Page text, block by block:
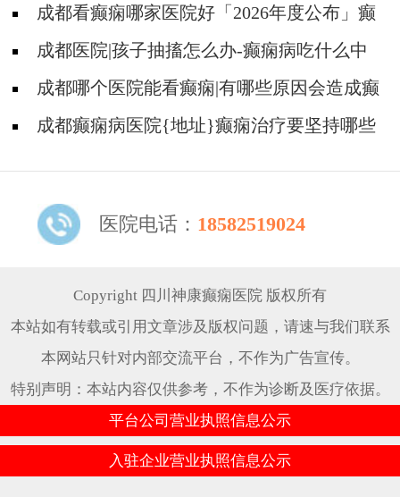
做到哪些?
成都看癫痫哪家医院好「2026年度公布」癫
痫是遗传的吗?
成都医院|孩子抽搐怎么办-癫痫病吃什么中
药?成都哪个医院能看癫痫|有哪些原因会造成癫
痫?成都癫痫病医院{地址}癫痫治疗要坚持哪些
医院电话： 18582519024
Copyright 四川神康癫痫医院 版权所有
本站如有转载或引用文章涉及版权问题，请速与我们联系
本网站只针对内部交流平台，不作为广告宣传。
特别声明：本站内容仅供参考，不作为诊断及医疗依据。
平台公司营业执照信息公示
入驻企业营业执照信息公示